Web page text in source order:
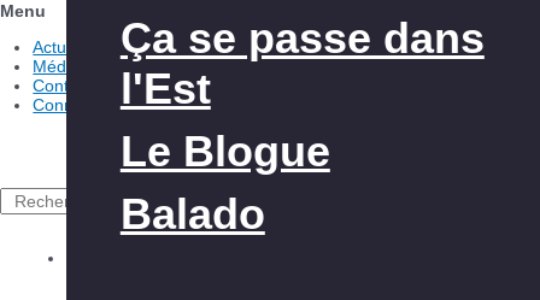
Menu
Actualités
Médias
Contact
Connexion
Les avantages
Nos interventions
À propos de la
CCEM
Aide à l’innovation
Aide à l’exportation
Club Exportateurs
MTL
Ça se passe dans
l'Est
Le Blogue
Balado